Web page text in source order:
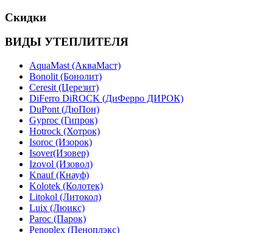
Скидки
ВИДЫ УТЕПЛИТЕЛЯ
AquaMast (АкваМаст)
Bonolit (Бонолит)
Ceresit (Церезит)
DiFerro DiROCK (ДиФерро ДИРОК)
DuPont (ДюПон)
Gyproc (Гипрок)
Hotrock (Хотрок)
Isoroc (Изорок)
Isover(Изовер)
Izovol (Изовол)
Knauf (Кнауф)
Kolotek (Колотек)
Litokol (Литокол)
Luix (Люикс)
Paroc (Парок)
Penoplex (Пеноплэкс)